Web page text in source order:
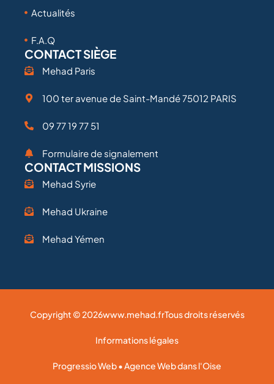
Actualités
F.A.Q
CONTACT SIÈGE
Mehad Paris
100 ter avenue de Saint-Mandé 75012 PARIS
09 77 19 77 51
Formulaire de signalement
CONTACT MISSIONS
Mehad Syrie
Mehad Ukraine
Mehad Yémen
Copyright © 2026www.mehad.frTous droits réservés
Informations légales
Progressio Web • Agence Web dans l'Oise